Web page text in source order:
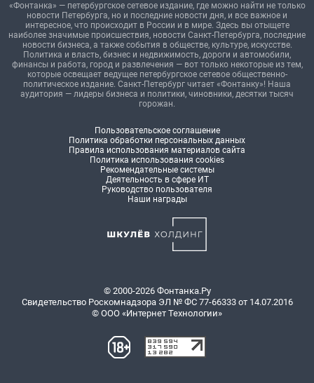
«Фонтанка» — петербургское сетевое издание, где можно найти не только
новости Петербурга, но и последние новости дня, и все важное и
интересное, что происходит в России и в мире. Здесь вы отыщете
наиболее значимые происшествия, новости Санкт-Петербурга, последние
новости бизнеса, а также события в обществе, культуре, искусстве.
Политика и власть, бизнес и недвижимость, дороги и автомобили,
финансы и работа, город и развлечения — вот только некоторые из тем,
которые освещает ведущее петербургское сетевое общественно-
политическое издание. Санкт-Петербург читает «Фонтанку»! Наша
аудитория — лидеры бизнеса и политики, чиновники, десятки тысяч
горожан.
Пользовательское соглашение
Политика обработки персональных данных
Правила использования материалов сайта
Политика использования cookies
Рекомендательные системы
Деятельность в сфере ИТ
Руководство пользователя
Наши награды
© 2000-2026 Фонтанка.Ру
Свидетельство Роскомнадзора ЭЛ № ФС 77-66333 от 14.07.2016
© ООО «Интернет Технологии»